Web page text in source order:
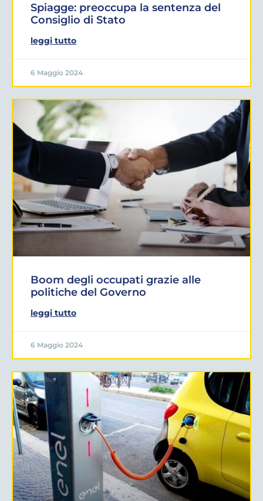
Spiagge: preoccupa la sentenza del
Consiglio di Stato
leggi tutto
6 Maggio 2024
Boom degli occupati grazie alle
politiche del Governo
leggi tutto
6 Maggio 2024